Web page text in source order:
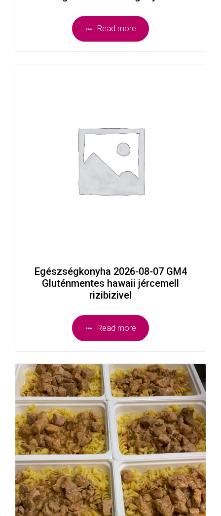
Read more
Egészségkonyha 2026-08-07 GM4
Gluténmentes hawaii jércemell
rizibizivel
Read more